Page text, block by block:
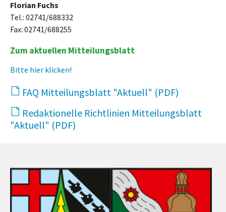
Florian Fuchs
Tel.: 02741/688332
Fax: 02741/688255
Zum aktuellen Mitteilungsblatt
Bitte hier klicken!
FAQ Mitteilungsblatt "Aktuell"
Redaktionelle Richtlinien Mitteilungsblatt
"Aktuell"